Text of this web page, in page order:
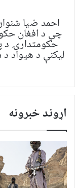
احمد ضیا
چې د افغان
حکومتدارۍ د
لیکنې د هیواد
اړوند خبرونه